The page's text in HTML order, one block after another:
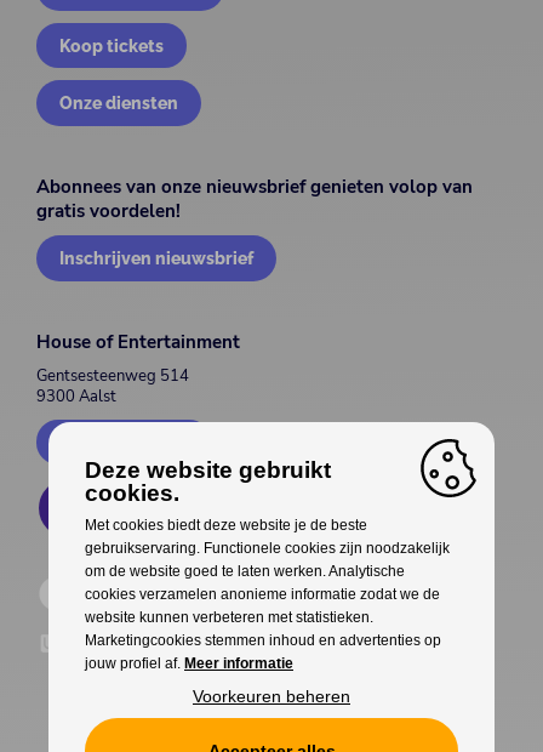
Koop tickets
Onze diensten
Abonnees van onze nieuwsbrief genieten volop van
gratis voordelen!
Inschrijven nieuwsbrief
House of Entertainment
Gentsesteenweg 514
9300 Aalst
Deze website gebruikt
cookies.
Met cookies biedt deze website je de beste
gebruikservaring. Functionele cookies zijn noodzakelijk
om de website goed te laten werken. Analytische
cookies verzamelen anonieme informatie zodat we de
website kunnen verbeteren met statistieken.
Marketingcookies stemmen inhoud en advertenties op
jouw profiel af. Meer informatie
Voorkeuren beheren